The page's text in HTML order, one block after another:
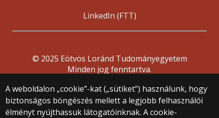
A weboldalon „cookie”-kat („sütiket”) használunk, hogy
biztonságos böngészés mellett a legjobb felhasználói
élményt nyújthassuk látogatóinknak. A cookie-
LinkedIn (FTT)
© 2025 Eötvös Loránd Tudományegyetem
Minden jog fenntartva.
Központi telefonszám: +36 1 411 6500
Webfejlesztés: